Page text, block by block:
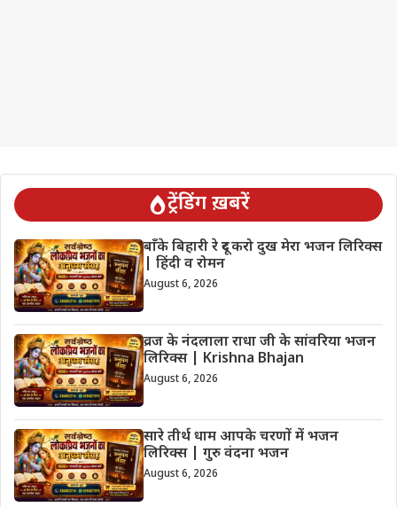
ट्रेंडिंग ख़बरें
बाँके बिहारी रे दूर करो दुख मेरा भजन लिरिक्स
| हिंदी व रोमन
August 6, 2026
व्रज के नंदलाला राधा जी के सांवरिया भजन
लिरिक्स | Krishna Bhajan
August 6, 2026
सारे तीर्थ धाम आपके चरणों में भजन
लिरिक्स | गुरु वंदना भजन
August 6, 2026